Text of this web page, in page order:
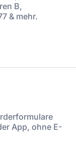
B,
& mehr.
App, ohne E-